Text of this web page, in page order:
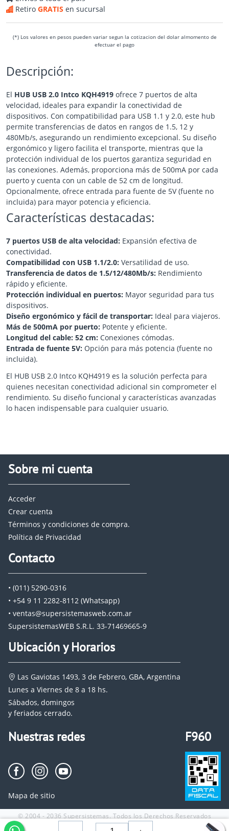
Retiro GRATIS en sucursal
(*) Los valores en pesos pueden variar segun la cotizacion del dolar almomento de
efectuar el pago
Descripción:
El HUB USB 2.0 Intco KQH4919 ofrece 7 puertos de alta
velocidad, ideales para expandir la conectividad de
dispositivos. Con compatibilidad para USB 1.1 y 2.0, este hub
permite transferencias de datos en rangos de 1.5, 12 y
480Mb/s, asegurando un rendimiento excepcional. Su diseño
ergonómico y ligero facilita el transporte, mientras que la
protección individual de los puertos garantiza seguridad en
las conexiones. Además, proporciona más de 500mA por cada
puerto y cuenta con un cable de 52 cm de longitud.
Opcionalmente, ofrece entrada para fuente de 5V (fuente no
incluida) para mayor potencia y eficiencia.
Características destacadas:
7 puertos USB de alta velocidad: Expansión efectiva de
conectividad.
Compatibilidad con USB 1.1/2.0: Versatilidad de uso.
Transferencia de datos de 1.5/12/480Mb/s: Rendimiento
rápido y eficiente.
Protección individual en puertos: Mayor seguridad para tus
dispositivos.
Diseño ergonómico y fácil de transportar: Ideal para viajeros.
Más de 500mA por puerto: Potente y eficiente.
Longitud del cable: 52 cm: Conexiones cómodas.
Entrada de fuente 5V: Opción para más potencia (fuente no
incluida).
El HUB USB 2.0 Intco KQH4919 es la solución perfecta para
quienes necesitan conectividad adicional sin comprometer el
rendimiento. Su diseño funcional y características avanzadas
lo hacen indispensable para cualquier usuario.
Sobre mi cuenta
Acceder
Crear cuenta
Términos y condiciones de compra.
Política de Privacidad
Contacto
• (011) 5290-0316
• +54 9 11 2282-8112 (Whatsapp)
• ventas@supersistemasweb.com.ar
SupersistemasWEB S.R.L. 33-71469665-9
Ubicación y Horarios
Las Gaviotas 1493, 3 de Febrero, GBA, Argentina
Lunes a Viernes de 8 a 18 hs.
Sábados, domingos
y feriados cerrado.
Nuestras redes
Mapa de sitio
F960
© 2004 - 2036 Supersistemas. Todos los Derechos Reservados